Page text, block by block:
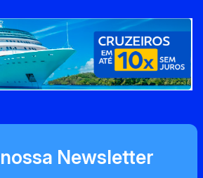
Newsletter